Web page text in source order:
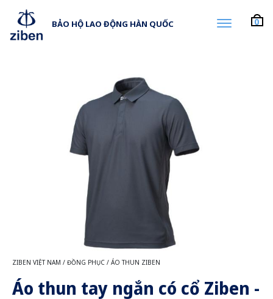
BẢO HỘ LAO ĐỘNG HÀN QUỐC 0
ZIBEN VIỆT NAM / ĐỒNG PHỤC / ÁO THUN ZIBEN
Áo thun tay ngắn có cổ Ziben -